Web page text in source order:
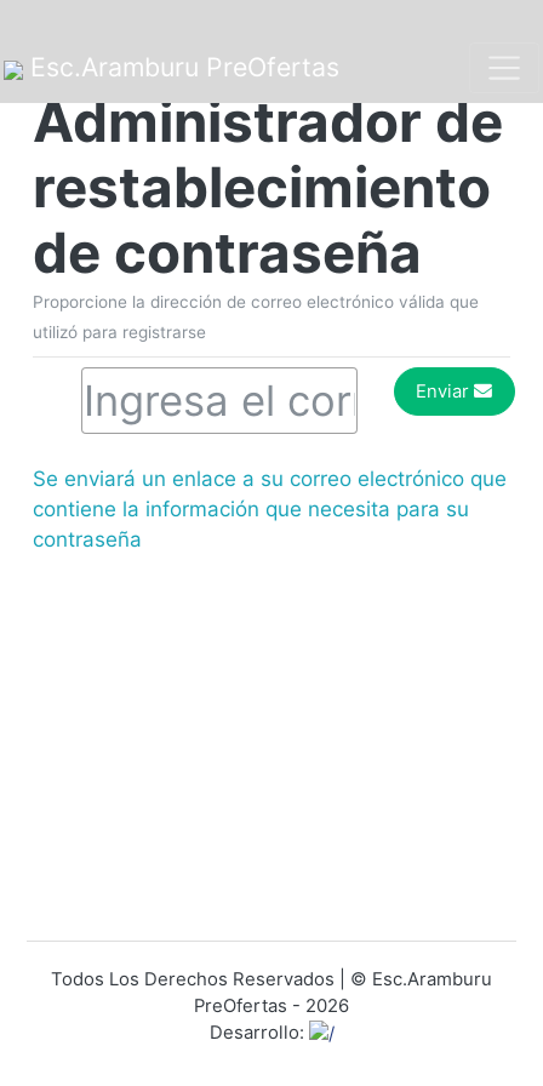
Esc.Aramburu PreOfertas
Administrador de
restablecimiento
de contraseña
Proporcione la dirección de correo electrónico válida que
utilizó para registrarse
Enviar
Se enviará un enlace a su correo electrónico que
contiene la información que necesita para su
contraseña
Todos Los Derechos Reservados | © Esc.Aramburu
PreOfertas - 2026
Desarrollo: